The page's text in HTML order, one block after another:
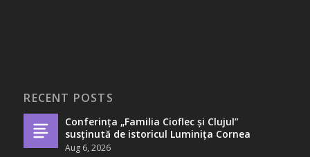
RECENT POSTS
Conferința „Familia Cioflec și Clujul”
susținută de istoricul Luminița Cornea
Aug 6, 2026